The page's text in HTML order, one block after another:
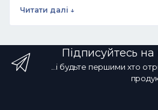
Дивіться також
Часті запитання
Як замовити?
Додайте товар у
зателефонуйте ☎ 068 700 10
Читати далі ↓
Підписуйтесь
...і будьте першими хто